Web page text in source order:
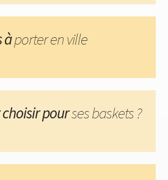
àporter en ville
pourses baskets ?